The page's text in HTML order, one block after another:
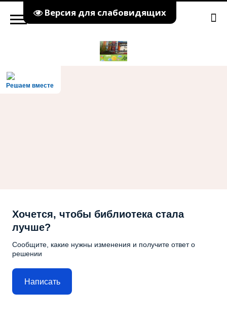
Версия для слабовидящих
Решаем вместе
Хочется, чтобы библиотека стала
лучше?
Сообщите, какие нужны изменения и получите ответ о
решении
Написать